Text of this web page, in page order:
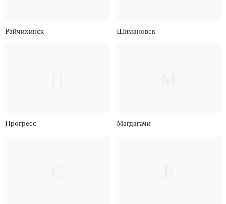
Райчихинск Шимановск
Прогресс Магдагачи